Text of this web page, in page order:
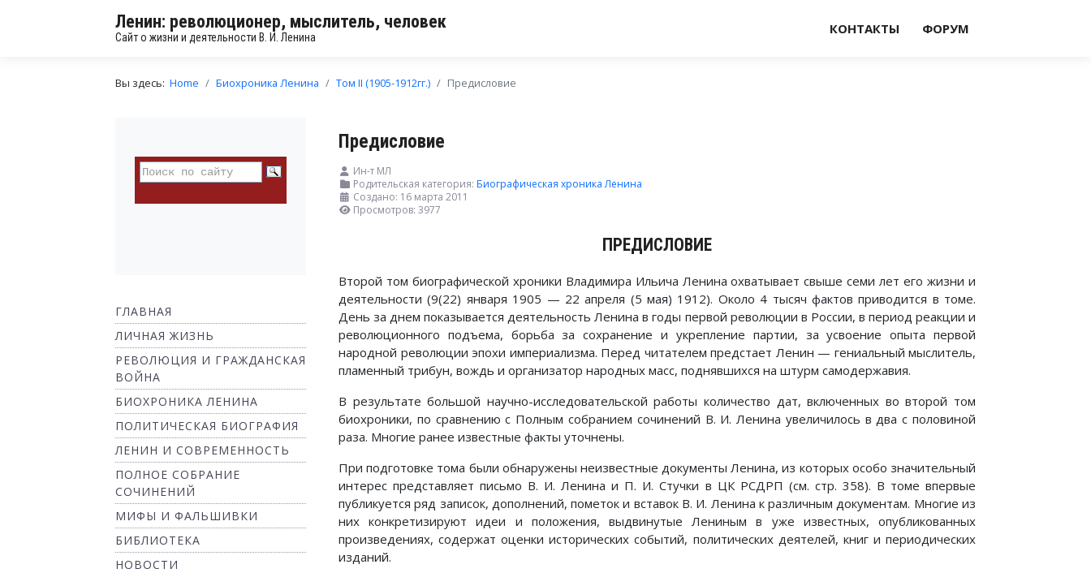
Ленин: революционер, мыслитель, человек
Сайт о жизни и деятельности В. И. Ленина
КОНТАКТЫ ФОРУМ
Вы здесь: Home Биохроника Ленина Том II (1905-1912гг.) Предисловие
ГЛАВНАЯ
ЛИЧНАЯ ЖИЗНЬ
РЕВОЛЮЦИЯ И ГРАЖДАНСКАЯ
ВОЙНА
БИОХРОНИКА ЛЕНИНА
ПОЛИТИЧЕСКАЯ БИОГРАФИЯ
ЛЕНИН И СОВРЕМЕННОСТЬ
ПОЛНОЕ СОБРАНИЕ
СОЧИНЕНИЙ
МИФЫ И ФАЛЬШИВКИ
БИБЛИОТЕКА
НОВОСТИ
Предисловие
Ин-т МЛ
Родительская категория: Биографическая хроника Ленина
Создано: 16 марта 2011
Просмотров: 3977
ПРЕДИСЛОВИЕ
Второй том биографической хроники Владимира Ильича Ленина охватывает свыше семи лет его жизни и
деятельности (9(22) января 1905 — 22 апреля (5 мая) 1912). Около 4 тысяч фактов приводится в томе.
День за днем показывается деятельность Ленина в годы первой революции в России, в период реакции и
революционного подъема, борьба за сохранение и укрепление партии, за усвоение опыта первой
народной революции эпохи империализма. Перед читателем предстает Ленин — гениальный мыслитель,
пламенный трибун, вождь и организатор народных масс, поднявшихся на штурм самодержавия.
В результате большой научно-исследовательской работы количество дат, включенных во второй том
биохроники, по сравнению с Полным собранием сочинений В. И. Ленина увеличилось в два с половиной
раза. Многие ранее известные факты уточнены.
При подготовке тома были обнаружены неизвестные документы Ленина, из которых особо значительный
интерес представляет письмо В. И. Ленина и П. И. Стучки в ЦК РСДРП (см. стр. 358). В томе впервые
публикуется ряд записок, дополнений, пометок и вставок В. И. Ленина к различным документам. Многие из
них конкретизируют идеи и положения, выдвинутые Лениным в уже известных, опубликованных
произведениях, содержат оценки исторических событий, политических деятелей, книг и периодических
изданий.